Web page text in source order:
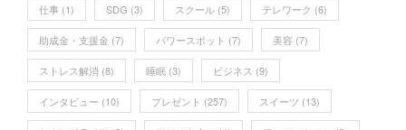
仕事 (1) SDG (3) スクール (5) テレワーク (6)
助成金・支援金 (7) パワースポット (7) 美容 (7)
ストレス解消 (8) 睡眠 (3) ビジネス (9)
インタビュー (10) プレゼント (257) スイーツ (13)